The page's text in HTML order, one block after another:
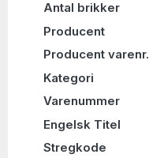
Antal brikker
Producent
Producent varenr.
Kategori
Varenummer
Engelsk Titel
Stregkode